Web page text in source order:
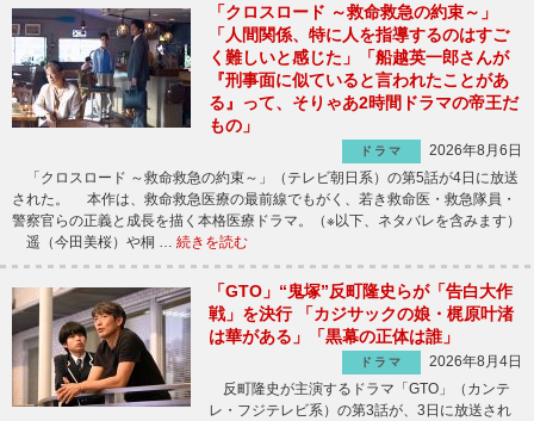
「クロスロード ～救命救急の約束～」
「人間関係、特に人を指導するのはすご
く難しいと感じた」「船越英一郎さんが
『刑事面に似ていると言われたことがあ
る』って、そりゃあ2時間ドラマの帝王だ
もの」
ドラマ
2026年8月6日
「クロスロード ～救命救急の約束～」（テレビ朝日系）の第5話が4日に放送
された。 本作は、救命救急医療の最前線でもがく、若き救命医・救急隊員・
警察官らの正義と成長を描く本格医療ドラマ。（※以下、ネタバレを含みます）
遥（今田美桜）や桐 … 続きを読む
「GTO」“鬼塚”反町隆史らが「告白大作
戦」を決行 「カジサックの娘・梶原叶渚
は華がある」「黒幕の正体は誰」
ドラマ
2026年8月4日
反町隆史が主演するドラマ「GTO」（カンテ
レ・フジテレビ系）の第3話が、3日に放送され